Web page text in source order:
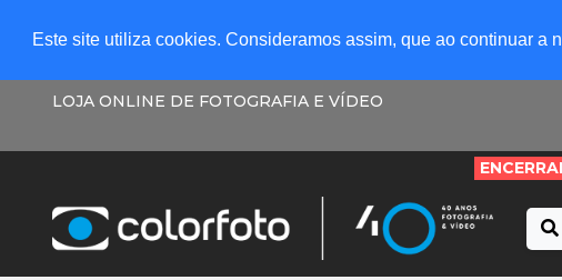
Este site utiliza cookies. Consideramos assim, que ao continuar a
LOJA ONLINE DE FOTOGRAFIA E VÍDEO